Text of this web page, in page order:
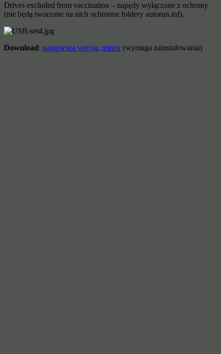
Drives excluded from vaccination – napędy wyłączone z ochrony
(nie będą tworzone na nich ochronne foldery autorun.inf).
Download: najnowsza wersja, mirror(wymaga zainstalowania)